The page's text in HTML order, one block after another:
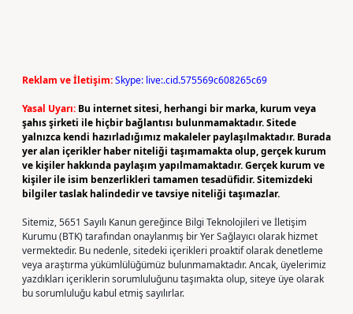
Reklam ve İletişim:Skype: live:.cid.575569c608265c69
Yasal Uyarı: Bu internet sitesi, herhangi bir marka, kurum veya
şahıs şirketi ile hiçbir bağlantısı bulunmamaktadır. Sitede
yalnızca kendi hazırladığımız makaleler paylaşılmaktadır. Burada
yer alan içerikler haber niteliği taşımamakta olup, gerçek kurum
ve kişiler hakkında paylaşım yapılmamaktadır. Gerçek kurum ve
kişiler ile isim benzerlikleri tamamen tesadüfidir. Sitemizdeki
bilgiler taslak halindedir ve tavsiye niteliği taşımazlar.
Sitemiz, 5651 Sayılı Kanun gereğince Bilgi Teknolojileri ve İletişim
Kurumu (BTK) tarafından onaylanmış bir Yer Sağlayıcı olarak hizmet
vermektedir. Bu nedenle, sitedeki içerikleri proaktif olarak denetleme
veya araştırma yükümlülüğümüz bulunmamaktadır. Ancak, üyelerimiz
yazdıkları içeriklerin sorumluluğunu taşımakta olup, siteye üye olarak
bu sorumluluğu kabul etmiş sayılırlar.